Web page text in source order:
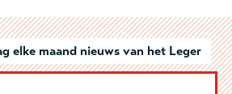
elke maand nieuws van het Leger